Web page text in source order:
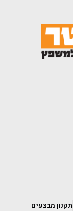
תקנון מבצעים